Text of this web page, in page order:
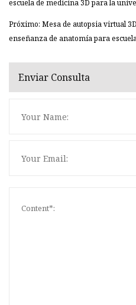
escuela de medicina 3D para la
Próximo: Mesa de autopsia virtual
enseñanza de anatomía para
Enviar Consulta